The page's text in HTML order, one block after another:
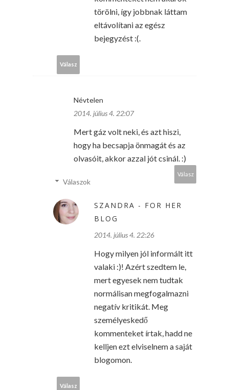
törölni, így jobbnak láttam
eltávolítani az egész
bejegyzést :(.
Válasz
Névtelen
2014. július 4. 22:07
Mert gáz volt neki, és azt hiszi,
hogy ha becsapja önmagát és az
olvasóit, akkor azzal jót csinál. :)
Válasz
Válaszok
SZANDRA - FOR HER
BLOG
2014. július 4. 22:26
Hogy milyen jól informált itt
valaki :)! Azért szedtem le,
mert egyesek nem tudtak
normálisan megfogalmazni
negatív kritikát. Meg
személyeskedő
kommenteket írtak, hadd ne
kelljen ezt elviselnem a saját
blogomon.
Válasz